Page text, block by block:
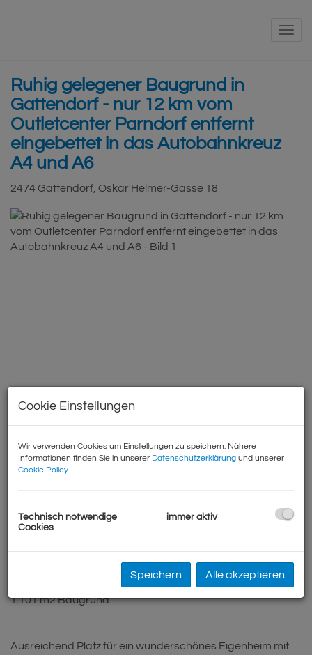
Ruhig gelegener Baugrund in
Gattendorf - nur 12 km vom
Outletcenter Parndorf entfernt
eingebettet in das Autobahnkreuz
A4 und A6
2474 Gattendorf , Oskar Helmer-Gasse 18
Beschreibung
Erfüllen Sie sich ihren persönlichen Wunschtraum auf ca.
1.101 m2 Baugrund.
Ausreichend Platz für ein wunderschönes Eigenheim mit
Cookie Einstellungen
Wir verwenden Cookies um Einstellungen zu speichern. Nähere
Informationen finden Sie in unserer Datenschutzerklärung und unserer
Cookie Policy.
Technisch notwendige
Cookies
immer aktiv
Speichern Alle akzeptieren